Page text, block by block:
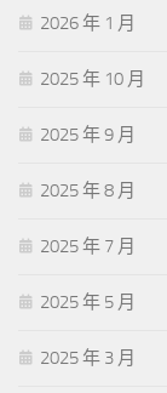
2026 年 1 月
2025 年 10 月
2025 年 9 月
2025 年 8 月
2025 年 7 月
2025 年 5 月
2025 年 3 月